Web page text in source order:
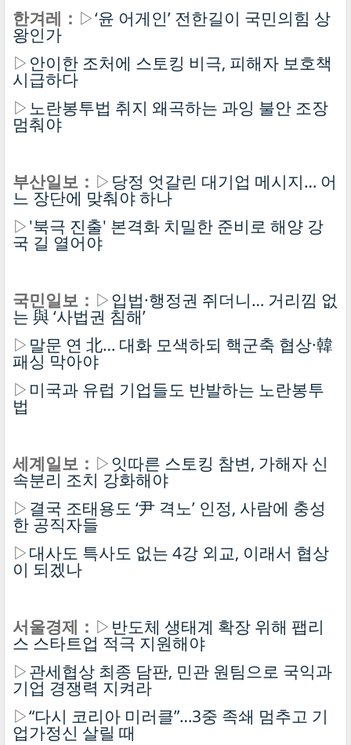
한겨레： ▷‘윤 어게인’ 전한길이 국민의힘 상
왕인가
▷ 안이한 조처에 스토킹 비극, 피해자 보호책
시급하다
▷노란봉투법 취지 왜곡하는 과잉 불안 조장
멈춰야
부산일보： ▷ 당정 엇갈린 대기업 메시지… 어
느 장단에 맞춰야 하나
▷'북극 진출' 본격화 치밀한 준비로 해양 강
국 길 열어야
국민일보： ▷입법·행정권 쥐더니… 거리낌 없
는 與 ‘사법권 침해’
▷ 말문 연 北… 대화 모색하되 핵군축 협상·韓
패싱 막아야
▷ 미국과 유럽 기업들도 반발하는 노란봉투
법
세계일보： ▷잇따른 스토킹 참변, 가해자 신
속분리 조치 강화해야
▷ 결국 조태용도 ‘尹 격노’ 인정, 사람에 충성
한 공직자들
▷대사도 특사도 없는 4강 외교, 이래서 협상
이 되겠나
서울경제： ▷ 반도체 생태계 확장 위해 팹리
스 스타트업 적극 지원해야
▷관세협상 최종 담판, 민관 원팀으로 국익과
기업 경쟁력 지켜라
▷“다시 코리아 미러클”…3중 족쇄 멈추고 기
업가정신 살릴 때